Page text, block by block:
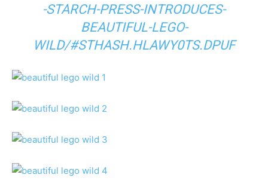
-STARCH-PRESS-INTRODUCES-
BEAUTIFUL-LEGO-
WILD/#STHASH.HLAWY0TS.DPUF